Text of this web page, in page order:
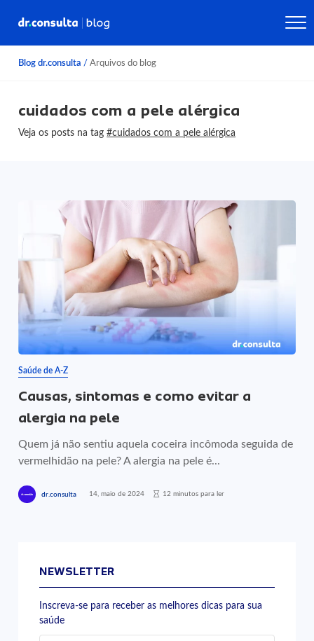
Blog dr.consulta / Arquivos do blog
cuidados com a pele alérgica
Veja os posts na tag#cuidados com a pele alérgica
Saúde de A-Z
Causas, sintomas e como evitar a
alergia na pele
Quem já não sentiu aquela coceira incômoda seguida de
vermelhidão na pele? A alergia na pele é...
dr.consulta 14, maio de 2024 12 minutos para ler
NEWSLETTER
Inscreva-se para receber as melhores dicas para sua
saúde